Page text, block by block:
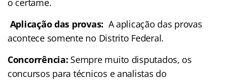
o certame.
Aplicação das provas: A aplicação das provas
acontece somente no Distrito Federal.
Concorrência: Sempre muito disputados, os
concursos para técnicos e analistas do